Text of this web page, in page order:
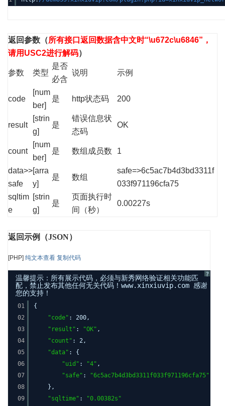
返回参数 （所有接口返回数据含中文时“\u672c\u6846”，
请用USC2进行解码）
参数 类型
是否
必含
说明 示例
code
[num
ber]
是 http状态码 200
result
[strin
g]
是
错误信息状
态码
OK
count
[num
ber]
是 数组成员数 1
data>>
safe
[arra
y]
是 数组
safe=>6c5ac7b4d3bd3311f
033f971196cfa75
sqltim
e
[strin
g]
是
页面执行时
间（秒）
0.00227s
返回示例（JSON）
[PHP] 纯文本查看 复制代码
?
温馨提示：所有展示代码，必须与新秀网络验证相关功能匹
配，禁止发布其他任何无关代码！www.xinxiuvip.com 感谢
您的支持！
01
02
03
04
05
06
07
08
09
{
"code" : 200,
"result" : "OK" ,
"count" : 2,
"data" : {
"uid" : "4" ,
"safe" :
"6c5ac7b4d3bd3311f033f971196cfa75"
},
"sqltime" :
"0.00382s"